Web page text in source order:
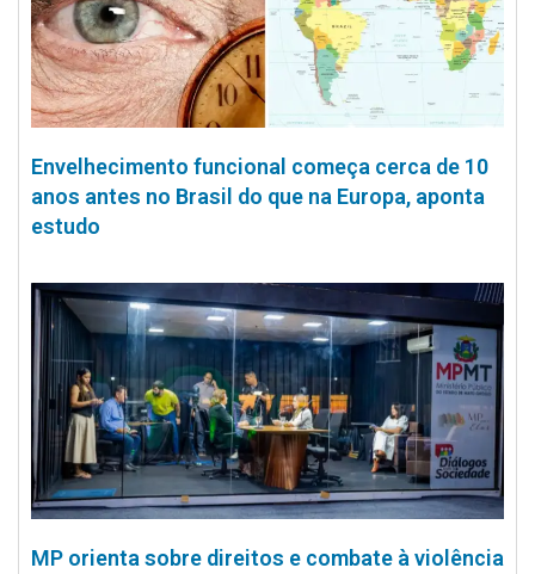
Envelhecimento funcional começa cerca de 10
anos antes no Brasil do que na Europa, aponta
estudo
MP orienta sobre direitos e combate à violência